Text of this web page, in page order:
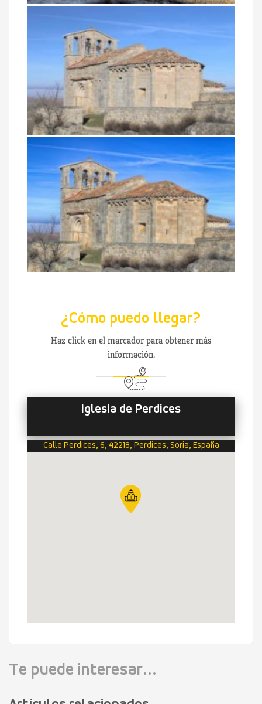
¿Cómo puedo llegar?
Haz click en el marcador para obtener más
información.
Iglesia de Perdices
Calle Perdices, 6, 42218, Perdices, Soria, España
Te puede interesar...